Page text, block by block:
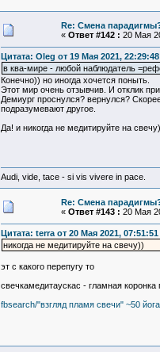
Re: Смена
« Ответ #142 : 20 Мая
Цитата: Oleg от 19 Мая 2021, 22:29:48
в ква-мире - любой наблюдатель
Конечно)) но иногда хочется поныть.
Этот мир очень отзывчив. И отклик
Демиург проснулся? вернулся?
подразумевают другое.
Да! и никогда не медитируйте на
Audi, vide, tace - si vis vivere in pace.
Re: Смена
« Ответ #143 : 20 Мая
Цитата: terra от 20 Мая 2021, 07:51:51
никогда не медитируйте на свечу))
эт с какого перепугу то
свечкамедитаускас - гламная
fbsearch/"взгляд пламя свечи" ~50